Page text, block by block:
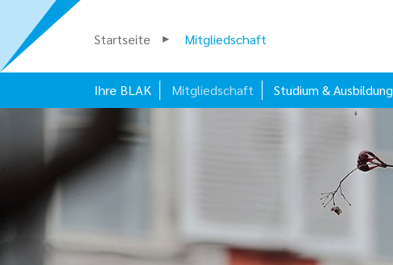
Startseite Mitgliedschaft
Ihre BLAK Mitgliedschaft Studium & Ausbildung